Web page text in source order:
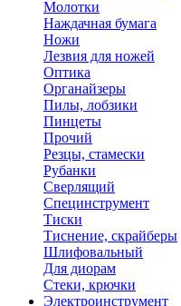
Молотки
Наждачная бумага
Ножи
Лезвия для ножей
Оптика
Органайзеры
Пилы, лобзики
Пинцеты
Прочий
Резцы, стамески
Рубанки
Сверлящий
Специнструмент
Тиски
Тиснение, скрайберы
Шлифовальный
Для диорам
Стеки, крючки
Электроинструмент